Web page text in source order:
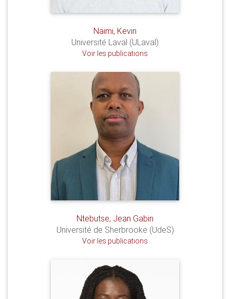
Naimi, Kevin
Université Laval (ULaval)
Voir les publications
Ntebutse, Jean Gabin
Université de Sherbrooke (UdeS)
Voir les publications